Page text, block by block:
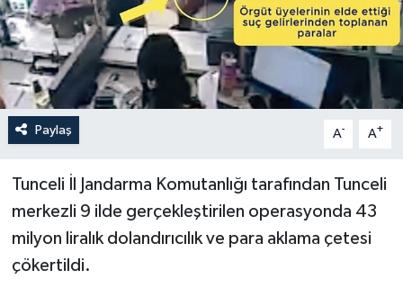
Paylaş A- A+
Tunceli İl Jandarma Komutanlığı tarafından Tunceli
merkezli 9 ilde gerçekleştirilen operasyonda 43
milyon liralık dolandırıcılık ve para aklama çetesi
çökertildi.